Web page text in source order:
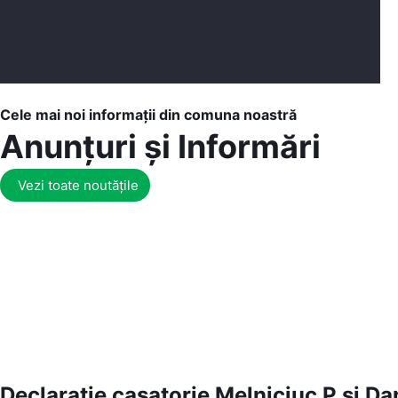
Cele mai noi informații din comuna noastră
Anunțuri și Informări
Vezi toate noutățile